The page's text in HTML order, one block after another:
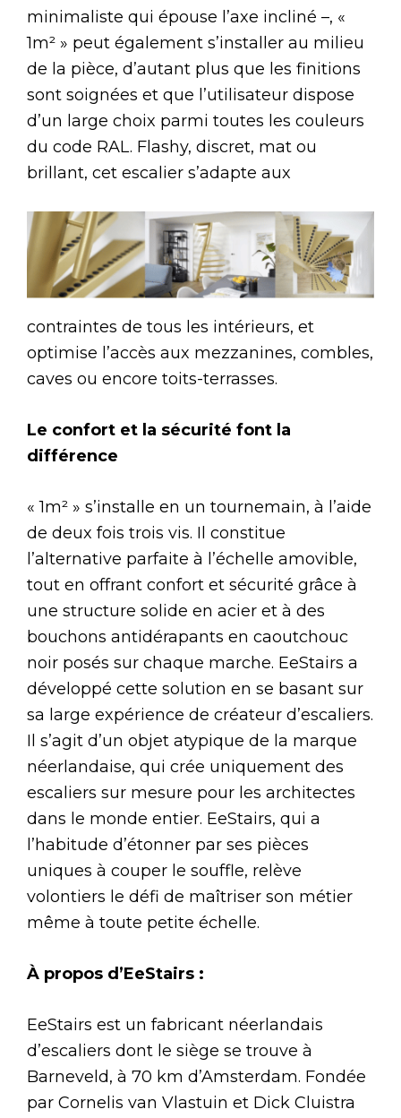
minimaliste qui épouse l’axe incliné –, «
1m² » peut également s’installer au milieu
de la pièce, d’autant plus que les finitions
sont soignées et que l’utilisateur dispose
d’un large choix parmi toutes les couleurs
du code RAL. Flashy, discret, mat ou
brillant, cet escalier s’adapte aux
contraintes de tous les intérieurs, et
optimise l’accès aux mezzanines, combles,
caves ou encore toits-terrasses.
Le confort et la sécurité font la
différence
« 1m² » s’installe en un tournemain, à l’aide
de deux fois trois vis. Il constitue
l’alternative parfaite à l’échelle amovible,
tout en offrant confort et sécurité grâce à
une structure solide en acier et à des
bouchons antidérapants en caoutchouc
noir posés sur chaque marche. EeStairs a
développé cette solution en se basant sur
sa large expérience de créateur d’escaliers.
Il s’agit d’un objet atypique de la marque
néerlandaise, qui crée uniquement des
escaliers sur mesure pour les architectes
dans le monde entier. EeStairs, qui a
l’habitude d’étonner par ses pièces
uniques à couper le souffle, relève
volontiers le défi de maîtriser son métier
même à toute petite échelle.
À propos d’EeStairs :
EeStairs est un fabricant néerlandais
d’escaliers dont le siège se trouve à
Barneveld, à 70 km d’Amsterdam. Fondée
par Cornelis van Vlastuin et Dick Cluistra